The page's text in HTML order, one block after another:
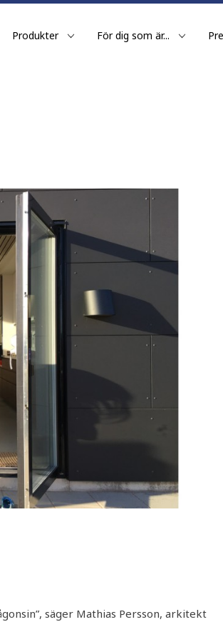
Produkter För dig som är...
säger Mathias Persson, arkitekt